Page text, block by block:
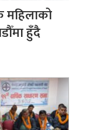
हुँदै